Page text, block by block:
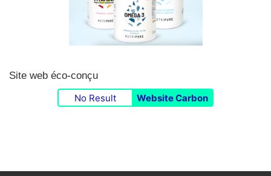
Site web éco-conçu
No Result Website Carbon